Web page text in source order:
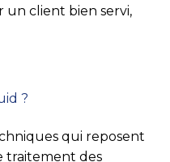
client bien servi,
?
qui reposent
traitement des